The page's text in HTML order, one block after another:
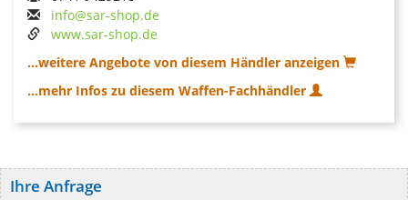
info@sar-shop.de
www.sar-shop.de
...weitere Angebote von diesem Händler anzeigen
...mehr Infos zu diesem Waffen-Fachhändler
Ihre Anfrage